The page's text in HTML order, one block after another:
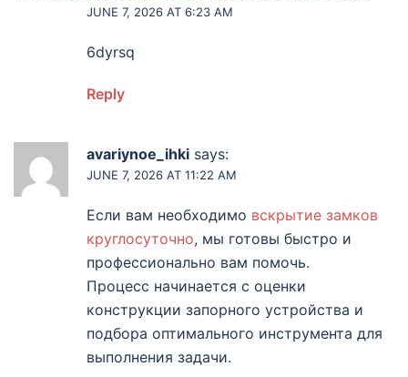
JUNE 7, 2026 AT 6:23 AM
6dyrsq
Reply
avariynoe_ihki says:
JUNE 7, 2026 AT 11:22 AM
Если вам необходимо вскрытие замков
круглосуточно, мы готовы быстро и
профессионально вам помочь.
Процесс начинается с оценки
конструкции запорного устройства и
подбора оптимального инструмента для
выполнения задачи.